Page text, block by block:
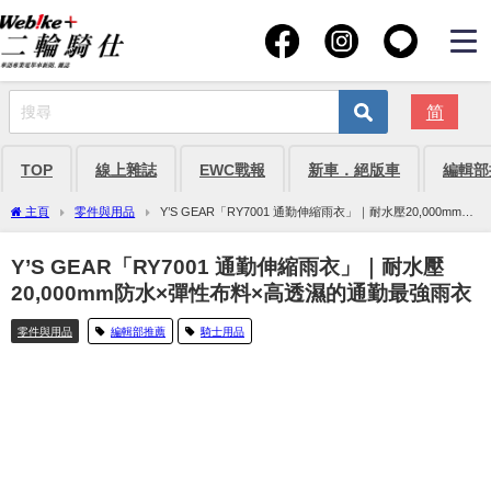
简
TOP 線上雜誌 EWC戰報 新車．絕版車 編輯
主頁 零件與用品
Y’S GEAR「RY7001 通勤伸縮雨衣」｜耐水壓20,000mm防
水×彈性布料×高透濕的通勤最強雨衣
Y’S GEAR「RY7001 通勤伸縮雨衣」｜耐水壓
20,000mm防水×彈性布料×高透濕的通勤最強雨衣
零件與用品 編輯部推薦 騎士用品